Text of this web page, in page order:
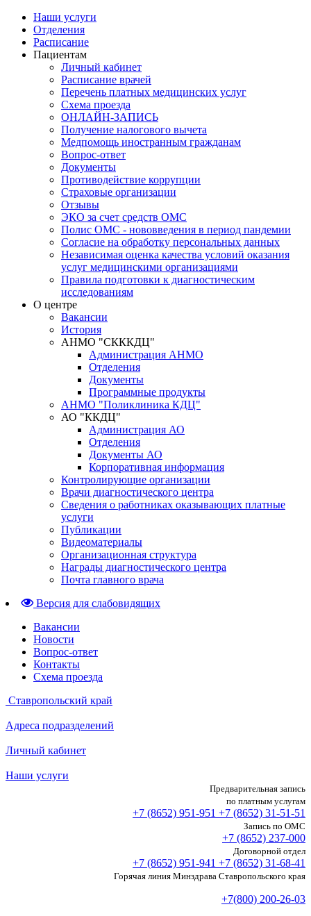
Наши услуги
Отделения
Расписание
Пациентам
Личный кабинет
Расписание врачей
Перечень платных медицинских услуг
Схема проезда
ОНЛАЙН-ЗАПИСЬ
Получение налогового вычета
Медпомощь иностранным гражданам
Вопрос-ответ
Документы
Противодействие коррупции
Страховые организации
Отзывы
ЭКО за счет средств ОМС
Полис ОМС - нововведения в период пандемии
Согласие на обработку персональных данных
Независимая оценка качества условий оказания
услуг медицинскими организациями
Правила подготовки к диагностическим
исследованиям
О центре
Вакансии
История
АНМО "СКККДЦ"
Администрация АНМО
Отделения
Документы
Программные продукты
АНМО "Поликлиника КДЦ"
АО "ККДЦ"
Администрация АО
Отделения
Документы АО
Корпоративная информация
Контролирующие организации
Врачи диагностического центра
Сведения о работниках оказывающих платные
услуги
Публикации
Видеоматериалы
Организационная структура
Награды диагностического центра
Почта главного врача
Версия для слабовидящих
Вакансии
Новости
Вопрос-ответ
Контакты
Схема проезда
Ставропольский край
Адреса подразделений
Личный кабинет
Наши услуги
Предварительная запись
по платным услугам
+7 (8652) 951-951 +7 (8652) 31-51-51
Запись по ОМС
+7 (8652) 237-000
Договорной отдел
+7 (8652) 951-941 +7 (8652) 31-68-41
Горячая линия Минздрава Ставропольского края
+7(800) 200-26-03